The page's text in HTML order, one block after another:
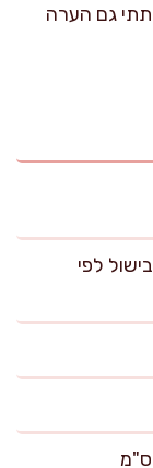
גם הערה
לפי